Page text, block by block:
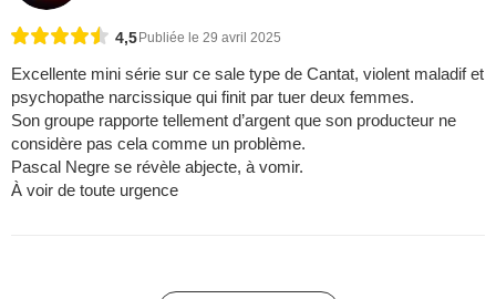
4,5Publiée le 29 avril 2025
Excellente mini série sur ce sale type de Cantat, violent maladif et
psychopathe narcissique qui finit par tuer deux femmes.
Son groupe rapporte tellement d’argent que son producteur ne
considère pas cela comme un problème.
Pascal Negre se révèle abjecte, à vomir.
À voir de toute urgence